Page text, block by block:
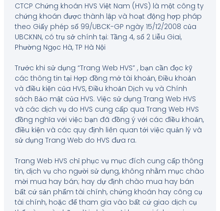
CTCP Chứng khoán HVS Việt Nam (HVS) là một công ty
chứng khoán được thành lập và hoạt động hợp pháp
theo Giấy phép số 99/UBCK-GP ngày 15/12/2008 của
UBCKNN, có trụ sở chính tại: Tầng 4, số 2 Liễu Giai,
Phường Ngọc Hà, TP Hà Nội
Trước khi sử dụng “Trang Web HVS” , bạn cần đọc kỹ
các thông tin tại Hợp đồng mở tài khoản, Điều khoản
và điều kiện của HVS, Điều khoản Dịch vụ và Chính
sách Bảo mật của HVS. Việc sử dụng Trang Web HVS
và các dịch vụ do HVS cung cấp qua Trang Web HVS
đồng nghĩa với việc bạn đã đồng ý với các điều khoản,
điều kiện và các quy định liên quan tới việc quản lý và
sử dụng Trang Web do HVS đưa ra.
Trang Web HVS chỉ phục vụ mục đích cung cấp thông
tin, dịch vụ cho người sử dụng, không nhằm mục chào
mời mua hay bán; hay dự định chào mua hay bán
bất cứ sản phẩm tài chính, chứng khoán hay công cụ
tài chính, hoặc để tham gia vào bất cứ giao dịch cụ